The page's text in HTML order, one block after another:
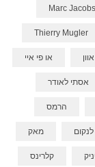
Marc Jacobs
Thierry Mugler
אוון או פי איי
אסתי לאודר
הרמס
לנקום מאק
קלרינס